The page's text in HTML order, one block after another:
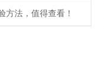
方法，值得查看！